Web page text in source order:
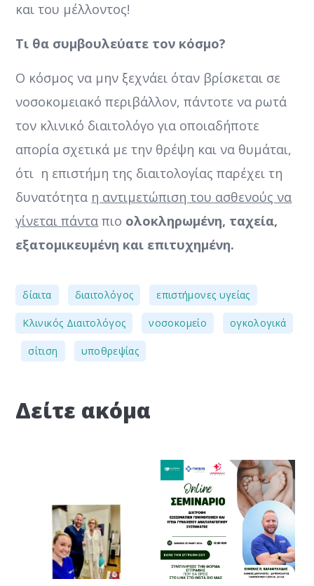
και του μέλλοντος!
Τι θα συμβουλεύατε τον κόσμο?
Ο κόσμος να μην ξεχνάει όταν βρίσκεται σε
νοσοκομειακό περιβάλλον, πάντοτε να ρωτά
τον κλινικό διαιτολόγο για οποιαδήποτε
απορία σχετικά με την θρέψη και να θυμάται,
ότι η επιστήμη της διαιτολογίας παρέχει τη
δυνατότητα η αντιμετώπιση του ασθενούς να
γίνεται πάντα πιο ολοκληρωμένη, ταχεία,
εξατομικευμένη και επιτυχημένη.
δίαιτα διαιτολόγος επιστήμονες υγείας
Κλινικός Διαιτολόγος νοσοκομείο ογκολογικά
σίτιση υποθρεψίας
Δείτε ακόμα